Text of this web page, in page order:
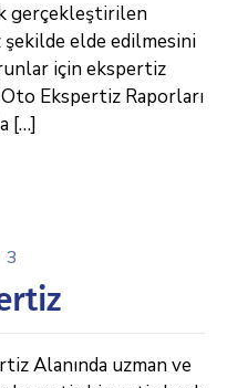
gerçekleştirilen
elde edilmesini
için ekspertiz
Ekspertiz Raporları
[…]
3
Alanında uzman ve